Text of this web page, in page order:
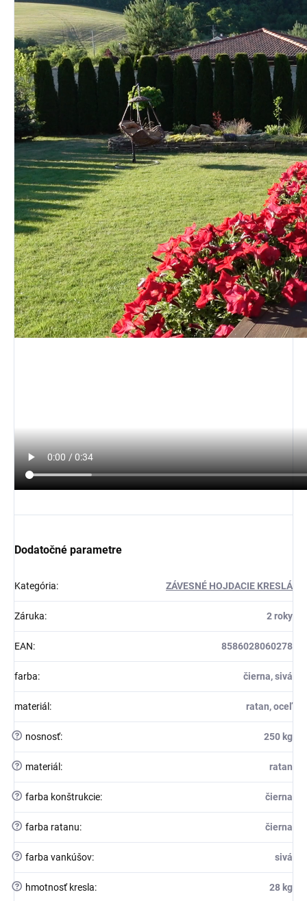
Dodatočné parametre
Kategória: ZÁVESNÉ HOJDACIE KRESLÁ
Záruka: 2 roky
EAN: 8586028060278
farba: čierna, sivá
materiál : ratan, oceľ
? nosnosť: 250 kg
? materiál : ratan
? farba konštrukcie: čierna
? farba ratanu: čierna
? farba vankúšov: sivá
? hmotnosť kresla: 28 kg